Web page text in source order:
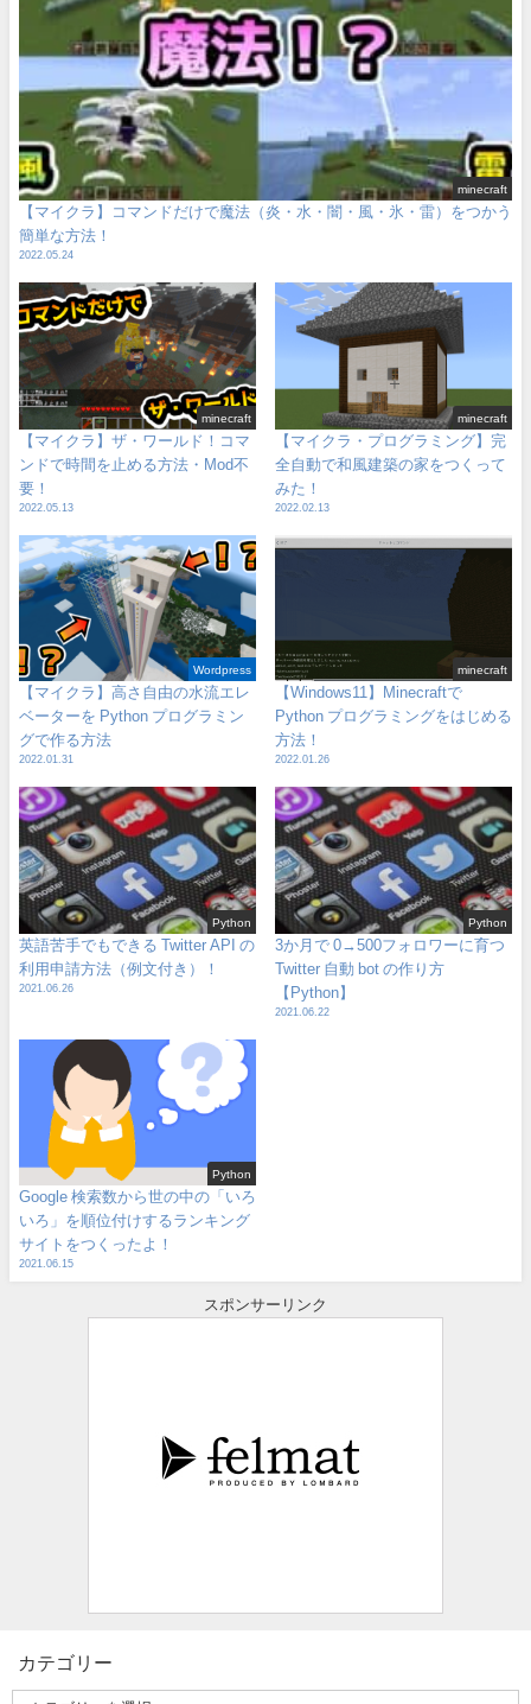
minecraft
【マイクラ】コマンドだけで魔法（炎・水・闇・風・氷・雷）をつかう
簡単な方法！
2022.05.24
minecraft
【マイクラ】ザ・ワールド！コマ
ンドで時間を止める方法・Mod不
要！
2022.05.13
minecraft
【マイクラ・プログラミング】完
全自動で和風建築の家をつくって
みた！
2022.02.13
Wordpress
【マイクラ】高さ自由の水流エレ
ベーターを Python プログラミン
グで作る方法
2022.01.31
minecraft
【Windows11】Minecraftで
Python プログラミングをはじめる
方法！
2022.01.26
Python
英語苦手でもできる Twitter API の
利用申請方法（例文付き）！
2021.06.26
Python
3か月で 0→500フォロワーに育つ
Twitter 自動 bot の作り方
【Python】
2021.06.22
Python
Google 検索数から世の中の「いろ
いろ」を順位付けするランキング
サイトをつくったよ！
2021.06.15
スポンサーリンク
カテゴリー